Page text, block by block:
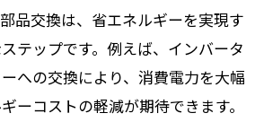
品交換は、省エネルギーを実現す
テップです。例えば、インバータ
への交換により、消費電力を大幅
ーコストの軽減が期待できます。